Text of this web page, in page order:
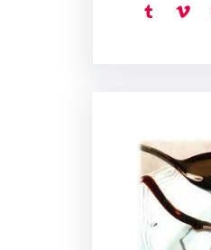
فيميو تمبلر